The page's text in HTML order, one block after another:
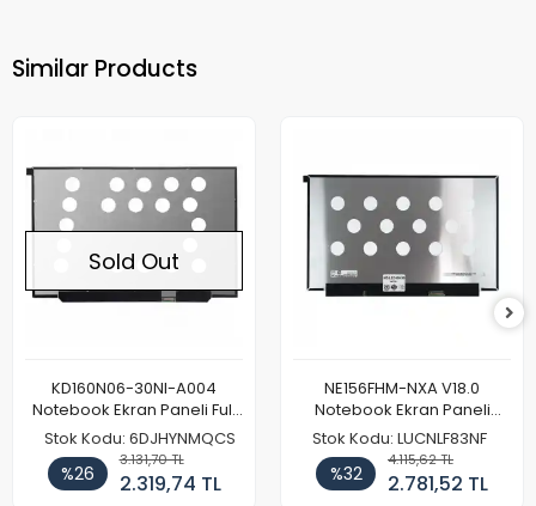
Similar Products
Sold Out
KD160N06-30NI-A004
Notebook Ekran Paneli Full
HD
Stok Kodu: 6DJHYNMQCS
%26
3.131,70 TL
2.319,74 TL
NE156FHM-NXA V18.0
Notebook Ekran Paneli
144Hz
Stok Kodu: LUCNLF83NF
%32
4.115,62 TL
2.781,52 TL